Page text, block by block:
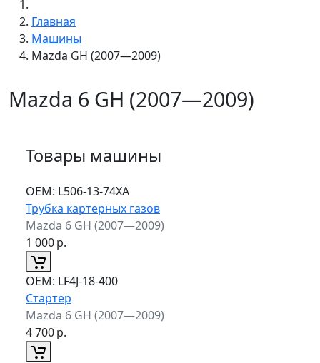
Главная
Машины
Mazda GH (2007—2009)
Mazda 6 GH (2007—2009)
Товары машины
ОЕМ: L506-13-74XA
Трубка картерных газов
Mazda 6 GH (2007—2009)
1 000р.
ОЕМ: LF4J-18-400
Стартер
Mazda 6 GH (2007—2009)
4 700р.